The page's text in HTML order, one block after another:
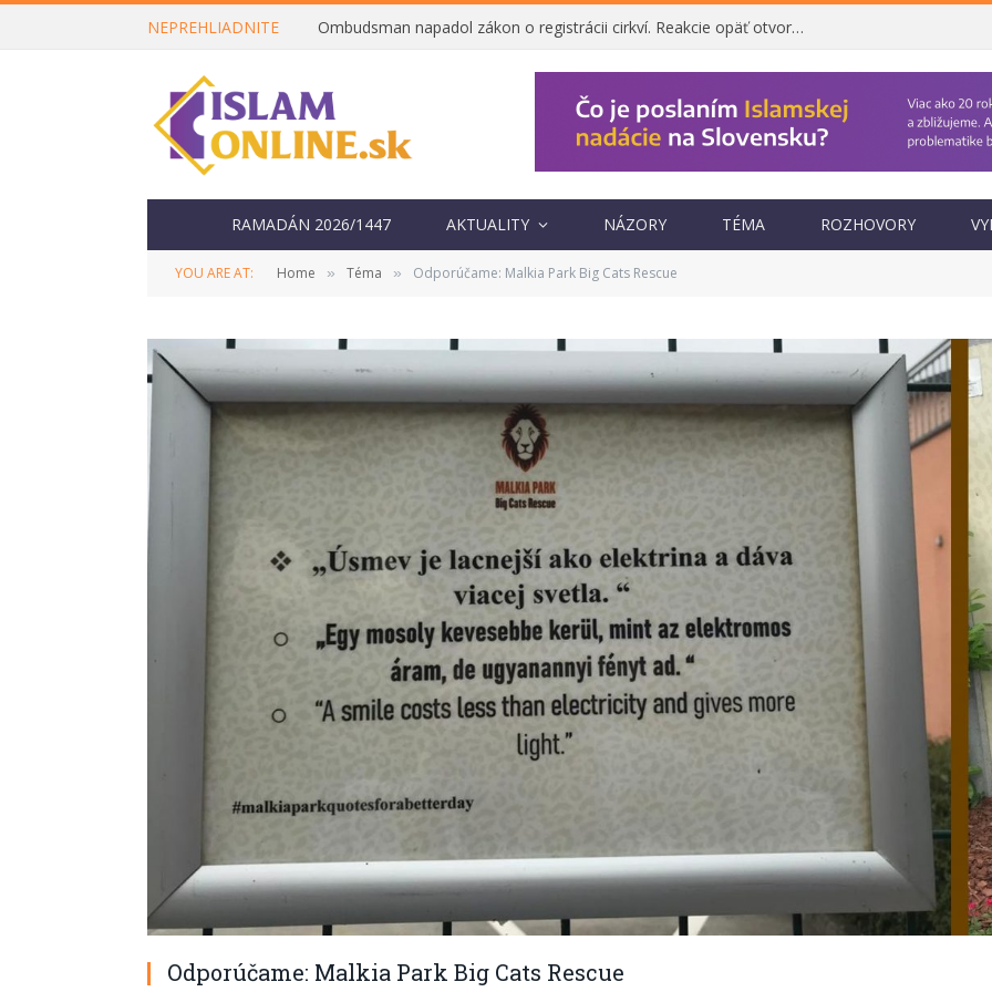
NEPREHLIADNITE Ombudsman napadol zákon o registrácii cirkví. Reakcie opäť otvorili otázku, prečo vznikol
RAMADÁN 2026/1447 AKTUALITY NÁZORY TÉMA ROZHOVORY
YOU ARE AT: Home » Téma » Odporúčame: Malkia Park Big Cats Rescue
Odporúčame: Malkia Park Big Cats Rescue